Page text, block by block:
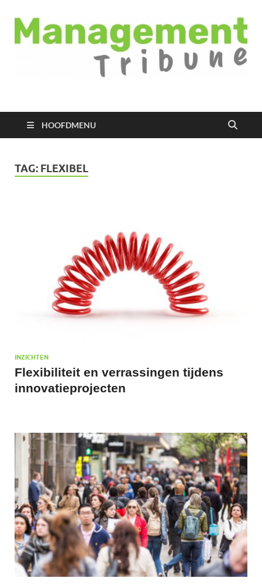
Managementtribune
HOOFDMENU
TAG: FLEXIBEL
INZICHTEN
Flexibiliteit en verrassingen tijdens
innovatieprojecten